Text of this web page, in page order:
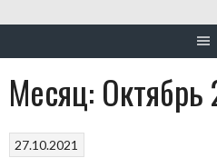
Месяц: Октябрь
27.10.2021